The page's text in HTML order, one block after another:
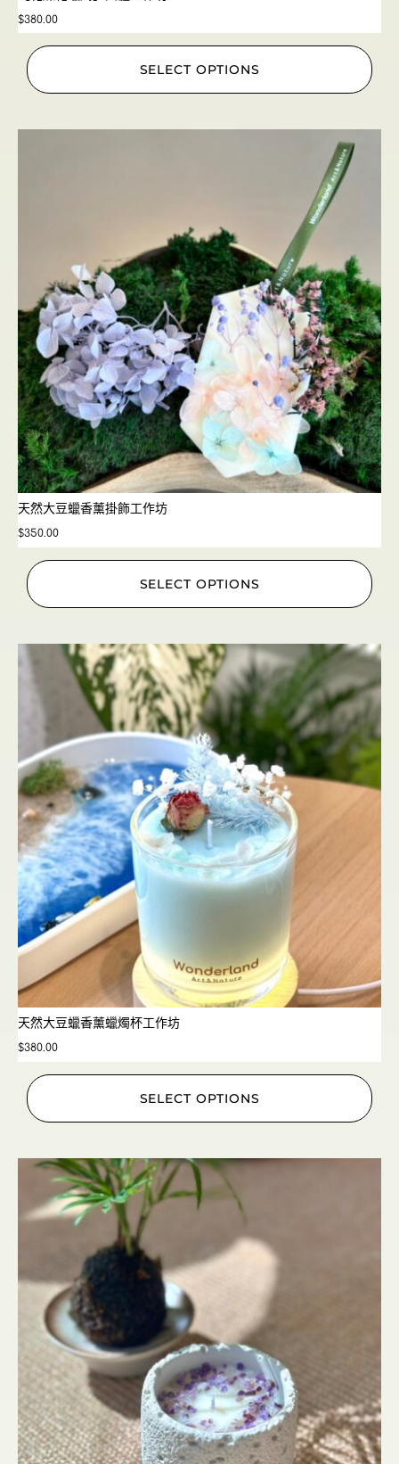
$380.00
SELECT OPTIONS
天然大豆蠟香薰掛飾工作坊
$350.00
SELECT OPTIONS
天然大豆蠟香薰蠟燭杯工作坊
$380.00
SELECT OPTIONS